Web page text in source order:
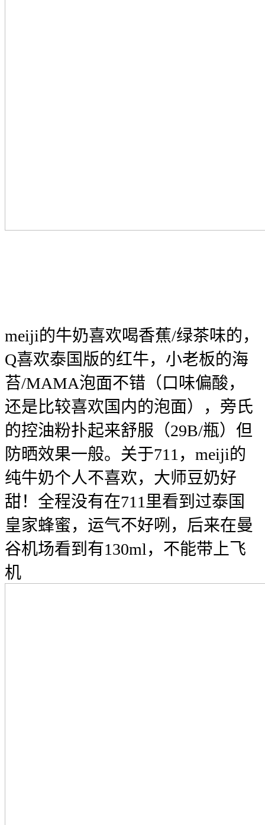
meiji的牛奶喜欢喝香蕉/绿茶味的，
Q喜欢泰国版的红牛，小老板的海
苔/MAMA泡面不错（口味偏酸，
还是比较喜欢国内的泡面），旁氏
的控油粉扑起来舒服（29B/瓶）但
防晒效果一般。关于711，meiji的
纯牛奶个人不喜欢，大师豆奶好
甜！全程没有在711里看到过泰国
皇家蜂蜜，运气不好咧，后来在曼
谷机场看到有130ml，不能带上飞
机